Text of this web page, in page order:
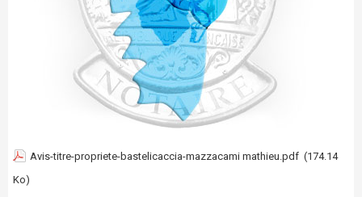
Avis-titre-propriete-bastelicaccia-mazzacami mathieu.pdf (174.14
Ko)